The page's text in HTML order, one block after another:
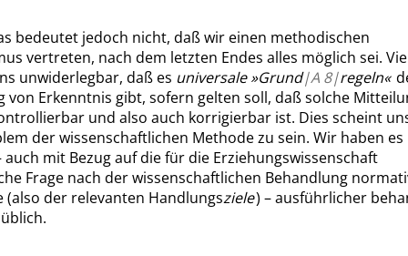
bedeutet jedoch nicht, daß wir einen methodischen
vertreten, nach dem letzten Endes alles möglich sei.
unwiderlegbar, daß es universale»Grund|A 8|regeln«
von Erkenntnis gibt, sofern gelten soll, daß solche
und also auch korrigierbar ist. Dies scheint
der wissenschaftlichen Methode zu sein. Wir haben es
auch mit Bezug auf die für die Erziehungswissenschaft
Frage nach der wissenschaftlichen Behandlung
(also der relevanten Handlungsziele) – ausführlicher